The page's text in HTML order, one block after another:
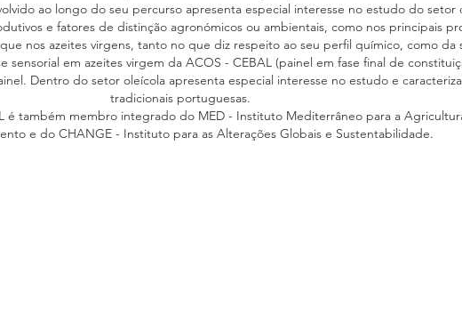
ao longo do seu percurso apresenta especial interesse no estudo do setor
e fatores de distinção agronómicos ou ambientais, como nos principais
nos azeites virgens, tanto no que diz respeito ao seu perfil químico, como da
em azeites virgem da ACOS - CEBAL (painel em fase final de
Dentro do setor oleícola apresenta especial interesse no estudo e
tradicionais portuguesas.
é também membro integrado do MED - Instituto Mediterrâneo para a
e do CHANGE - Instituto para as Alterações Globais e Sustentabilidade.